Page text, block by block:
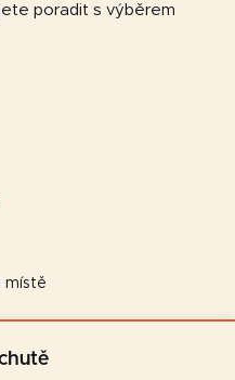
poradit s výběrem
místě